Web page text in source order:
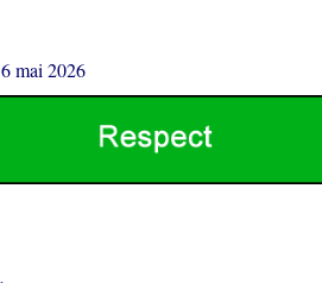
mai 2026